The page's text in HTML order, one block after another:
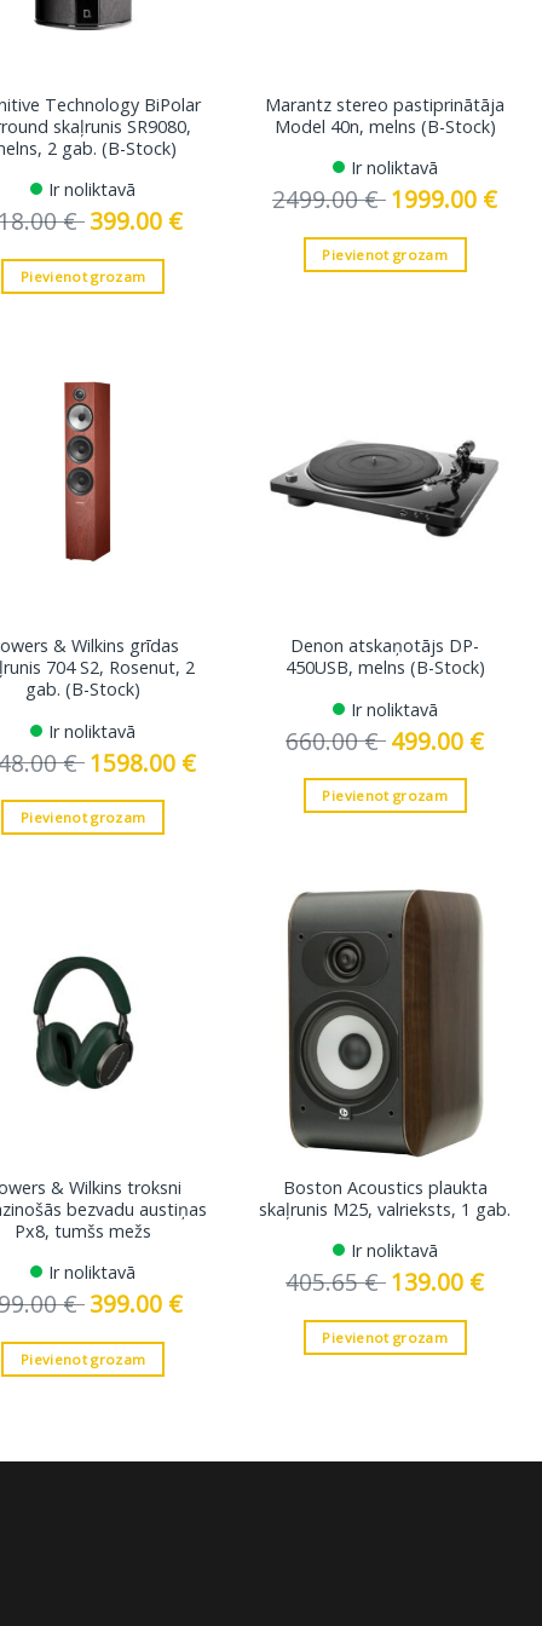
Technology BiPolar
skaļrunis SR9080,
2 gab. (B-Stock)
Ir noliktavā
€ Original
price
818.00 €.
399.00 €Current
price
Pievienot grozam
Marantz stereo pastiprinātāja
Model 40n, melns (B-Stock)
Ir noliktavā
2499.00€ Original
price
2499.00 €.
1999.00 €price
Pievienot grozam
& Wilkins grīdas
704 S2, Rosenut, 2
gab. (B-Stock)
Ir noliktavā
€ Original
price
3048.00 €.
1598.00 €Current
price
Pievienot grozam
Denon atskaņotājs DP-
450USB, melns (B-Stock)
Ir noliktavā
660.00€ Original
price
660.00 €.
499.00 €Current
price
Pievienot grozam
& Wilkins troksni
bezvadu austiņas
Px8, tumšs mežs
Ir noliktavā
€ Original
price
499.00 €.
399.00 €Current
price
Pievienot grozam
Boston Acoustics plaukta
skaļrunis M25, valrieksts, 1 gab.
Ir noliktavā
405.65€ Original
price
405.65 €.
139.00 €Current
price
Pievienot grozam